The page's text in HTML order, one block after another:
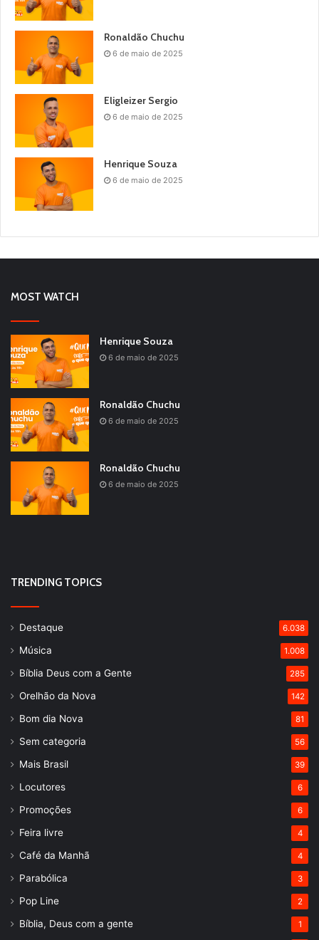
Ronaldão Chuchu
6 de maio de 2025
Eligleizer Sergio
6 de maio de 2025
Henrique Souza
6 de maio de 2025
MOST WATCH
Henrique Souza
6 de maio de 2025
Ronaldão Chuchu
6 de maio de 2025
Ronaldão Chuchu
6 de maio de 2025
TRENDING TOPICS
Destaque 6.038
Música 1.008
Bíblia Deus com a Gente 285
Orelhão da Nova 142
Bom dia Nova 81
Sem categoria 56
Mais Brasil 39
Locutores 6
Promoções 6
Feira livre 4
Café da Manhã 4
Parabólica 3
Pop Line 2
Bíblia, Deus com a gente 1